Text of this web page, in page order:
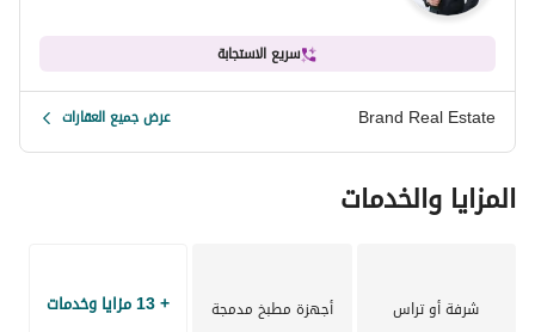
سريع الاستجابة
Brand Real Estate عرض جميع العقارات
المزايا والخدمات
شرفة أو تراس أجهزة مطبخ مدمجة + 13 مزايا وخدمات